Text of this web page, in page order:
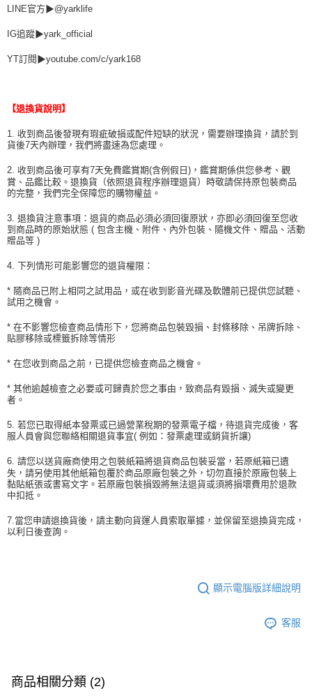
LINE官方▶@yarklife
IG追蹤▶yark_official
YT訂閱▶youtube.com/c/yark168
【退換貨說明】
1. 收到商品後發現有瑕疵破損或配件短缺的狀況，需要辦理換貨，請於到
貨後7天內辦理，我們將盡速為您處理。
2. 收到商品後可享有7天免費鑑賞期(含例假日)，鑑賞期係供您參考、觀
賞、品鑑比較。退換貨（依照退貨程序辦理退貨）時敬請保持原包裝商品
的完整，我們完全保障您的購物權益。
3. 退換貨注意事項：退貨的商品必須必須回復原狀，亦即必須回復至您收
到商品時的原始狀態 ( 包含主機、附件、內外包裝、隨機文件、贈品、活動
贈品等 )
4. 下列情形可能影響您的退貨權限：
* 隨商品已附上相同之試用品，或在收到影音光碟及軟體前已提供您試聽、
試用之機會。
* 在不影響您檢查商品情形下，您將商品包裝毀損、封條移除、吊牌拆除、
貼膠移除或標籤拆除等情形
* 在您收到商品之前，已提供您檢查商品之機會。
* 其他逾越檢查之必要或可歸責於您之事由，致商品有毀損、滅失或變更
者。
5. 若您已取得紙本發票或已過營業稅期的發票電子檔，待退貨完成後，客
服人員會與您聯絡相關退貨事宜( 例如：發票處理或銷貨折讓)
6. 請您以送貨廠商使用之包裝紙箱將退貨商品包裝妥當，若原紙箱已遺
失，請另使用其他紙箱包覆於商品原廠包裝之外，切勿直接於原廠包裝上
黏貼紙張或書寫文字。若原廠包裝損毀將無法退貨或須將損壞費用於退款
中扣抵。
7.當您申請退換貨後，請主動向貨運人員索取單據，並保留至退換貨完成，
以利日後查詢。
顯示電腦版詳細說明
客服
商品相關分類 (2)